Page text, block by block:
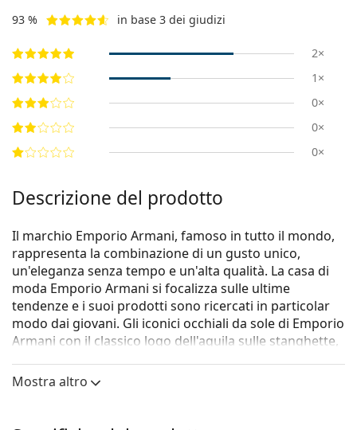
93 % in base 3 dei giudizi
2×
1×
0×
0×
0×
Descrizione del prodotto
Il marchio Emporio Armani, famoso in tutto il mondo,
rappresenta la combinazione di un gusto unico,
un'eleganza senza tempo e un'alta qualità. La casa di
moda Emporio Armani si focalizza sulle ultime
tendenze e i suoi prodotti sono ricercati in particolar
modo dai giovani. Gli iconici occhiali da sole di Emporio
Armani con il classico logo dell'aquila sulle stanghette,
moda.
Mostra altro